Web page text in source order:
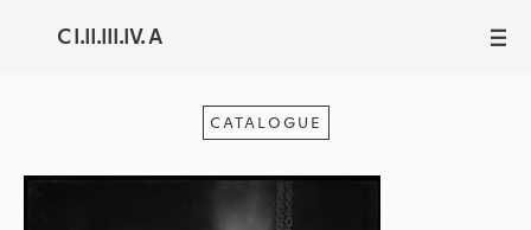
C I.II.III.IV. A III
CATALOGUE